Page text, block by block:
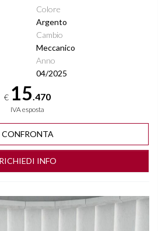
Colore
Argento
Cambio
Meccanico
Anno
04/2025
€ 15.470
IVA esposta
CONFRONTA
RICHIEDI INFO